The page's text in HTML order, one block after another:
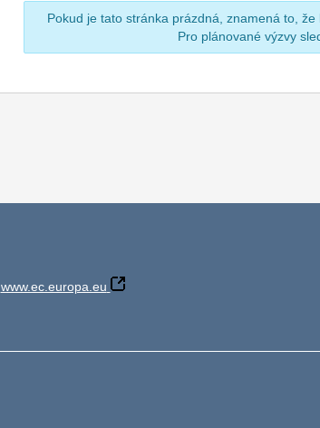
Pokud je tato stránka prázdná, znamená to,
Pro plánované výzvy
www.ec.europa.eu